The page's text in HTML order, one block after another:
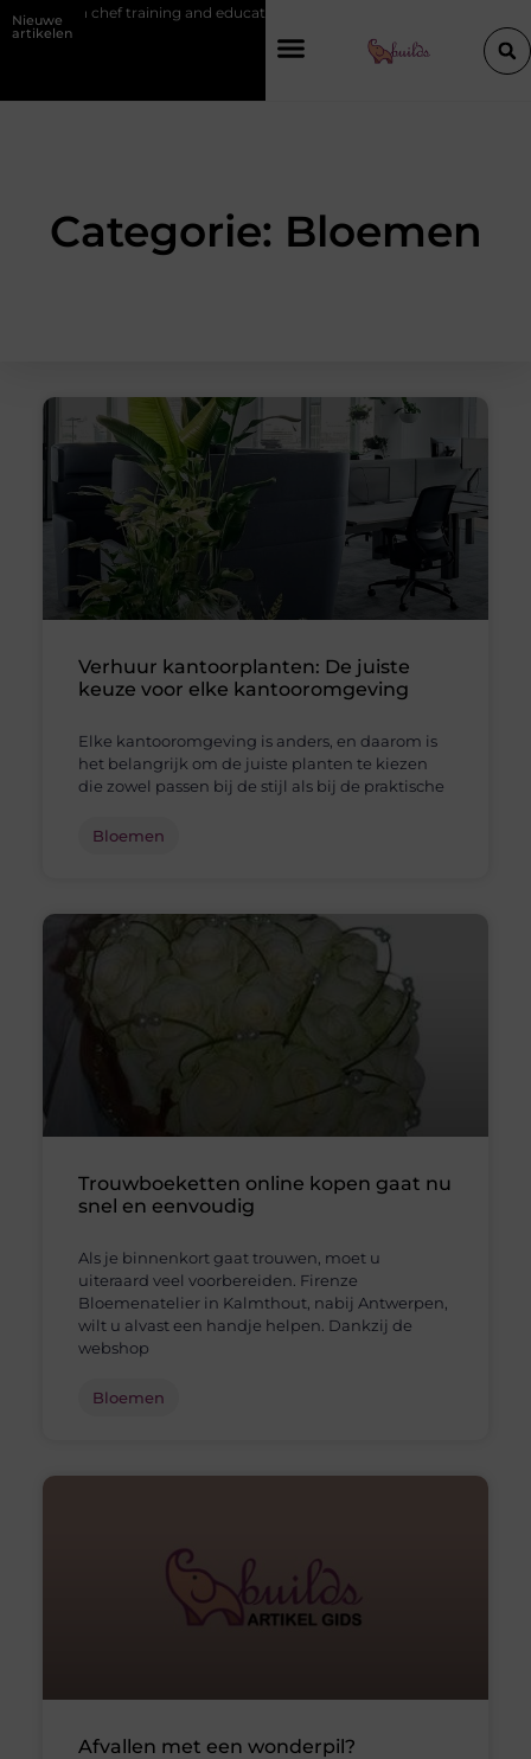
Nieuwe
artikelen
chef training and education
Categorie: Bloemen
Verhuur kantoorplanten: De juiste
keuze voor elke kantooromgeving
Elke kantooromgeving is anders, en daarom is
het belangrijk om de juiste planten te kiezen
die zowel passen bij de stijl als bij de praktische
Bloemen
Trouwboeketten online kopen gaat nu
snel en eenvoudig
Als je binnenkort gaat trouwen, moet u
uiteraard veel voorbereiden. Firenze
Bloemenatelier in Kalmthout, nabij Antwerpen,
wilt u alvast een handje helpen. Dankzij de
webshop
Bloemen
Afvallen met een wonderpil?